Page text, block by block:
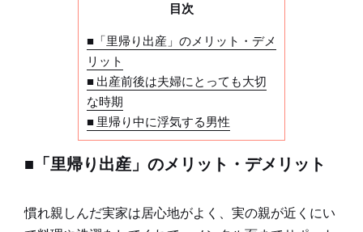
目次
■「里帰り出産」のメリット・デメ
リット
■ 出産前後は夫婦にとっても大切
な時期
■ 里帰り中に浮気する男性
■「里帰り出産」のメリット・デメリット
慣れ親しんだ実家は居心地がよく、実の親が近くにい